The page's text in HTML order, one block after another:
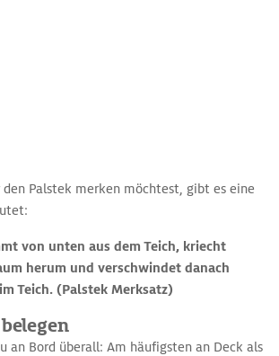
den Palstek merken möchtest, gibt es eine
von unten aus dem Teich, kriecht
herum und verschwindet danach
Teich. (Palstek Merksatz)
an Bord überall: Am häufigsten an Deck als